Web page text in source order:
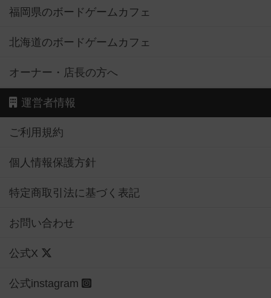
福岡県のボードゲームカフェ
北海道のボードゲームカフェ
オーナー・店長の方へ
運営者情報
ご利用規約
個人情報保護方針
特定商取引法に基づく表記
お問い合わせ
公式X
公式instagram